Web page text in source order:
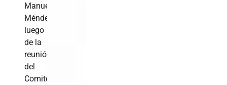
Manuel
Méndez,
luego
de la
reunión
del
Comité